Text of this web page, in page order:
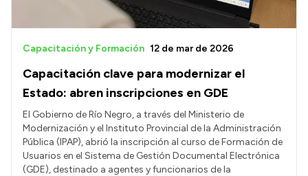
Compras y licitaciones
Consulta de pago a proveedores
Convocatorias
Intranet
Login
Capacitación clave para modernizar el
Estado: abren inscripciones en GDE
Capacitación y Formación 12 de mar de 2026
El Gobierno de Río Negro, a través del Ministerio de
Modernización y el Instituto Provincial de la Administración
Pública (IPAP), abrió la inscripción al curso de Formación de
Usuarios en el Sistema de Gestión Documental Electrónica
(GDE), destinado a agentes y funcionarios de la